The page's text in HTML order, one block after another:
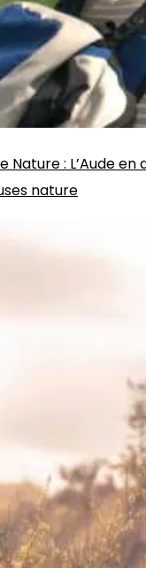
Nature: L’Aude
nature